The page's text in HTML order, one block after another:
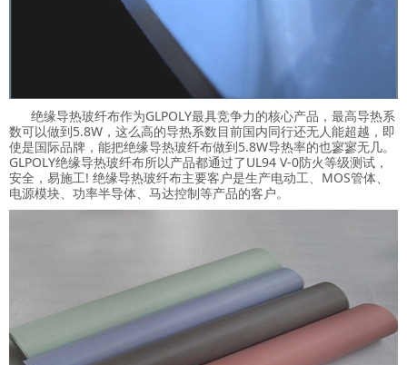
绝缘导热玻纤布作为GLPOLY最具竞争力的核心产品，最高导热系
数可以做到5.8W，这么高的导热系数目前国内同行还无人能超越，即
使是国际品牌，能把绝缘导热玻纤布做到5.8W导热率的也寥寥无几。
GLPOLY绝缘导热玻纤布所以产品都通过了UL94 V-0防火等级测试，
安全，易施工! 绝缘导热玻纤布主要客户是生产电动工、MOS管体、
电源模块、功率半导体、马达控制等产品的客户。